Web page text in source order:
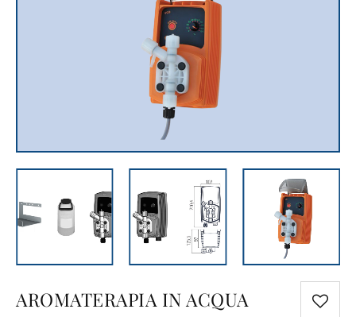
AROMATERAPIA IN ACQUA